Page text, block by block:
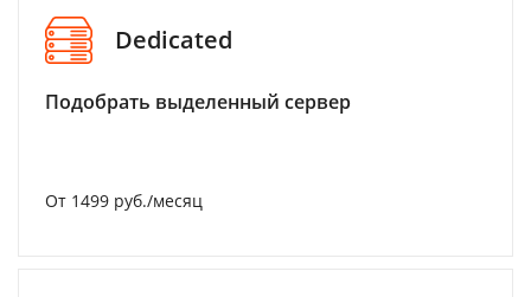
Dedicated
Подобрать выделенный сервер
От 1499 руб./месяц